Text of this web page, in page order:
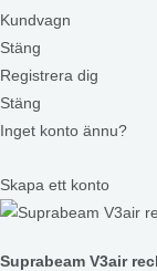
Kundvagn
Stäng
Registrera dig
Stäng
Inget konto ännu?
Skapa ett konto
Suprabeam V3air